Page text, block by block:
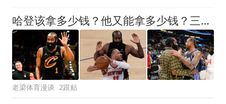
哈登该拿多少钱？他又能拿多少钱？三个方面剖析，答案有些意外
老梁体育漫谈 2跟贴